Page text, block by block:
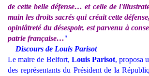
de cette belle défense… et celle de
main les droits sacrés qui créait cette
opiniâtreté du désespoir, est parvenu à
patrie française…"
Discours de Louis Parisot
Le maire de Belfort, Louis Parisot, proposa
des représentants du Président de la